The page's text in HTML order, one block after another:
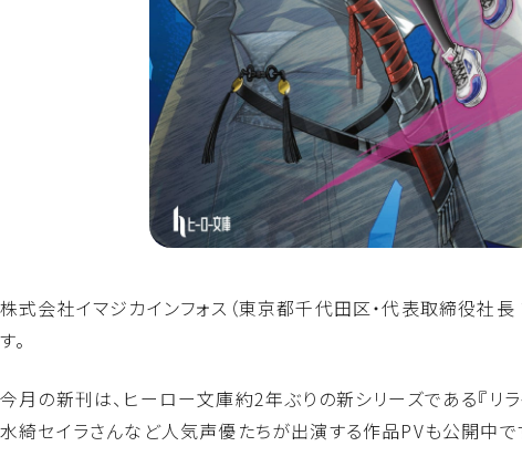
株式会社イマジカインフォス（東京都千代田区・代表取締役社
す。
今月の新刊は、ヒーロー文庫約2年ぶりの新シリーズである『リ
水綺セイラさんなど人気声優たちが出演する作品PVも公開中で